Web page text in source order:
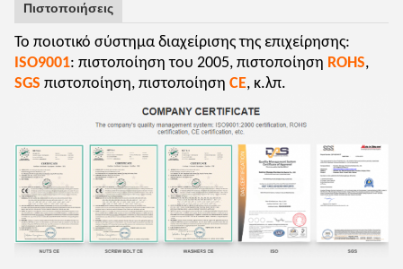
Πιστοποιήσεις
Το ποιοτικό σύστημα διαχείρισης της επιχείρησης:
ISO9001: πιστοποίηση του 2005, πιστοποίηση ROHS,
SGS πιστοποίηση, πιστοποίηση CE, κ.λπ.